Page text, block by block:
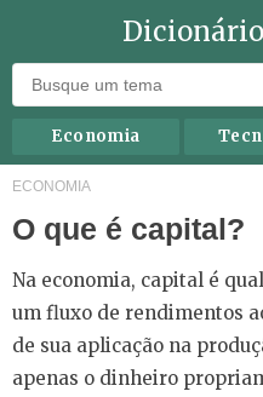
Dicionário
Economia
Recursos humanos
Negócios
Direito
Carreira
Contabilidade
ECONOMIA
O que é capital?
Na economia, capital é
um fluxo de rendimentos
de sua aplicação na
apenas o dinheiro